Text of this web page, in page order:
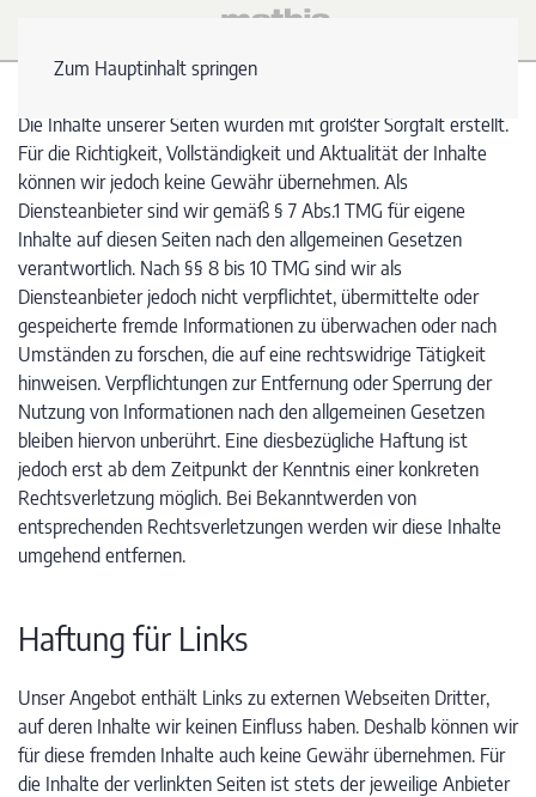
Zum Hauptinhalt springen
Die Inhalte unserer Seiten wurden mit größter Sorgfalt erstellt.
Für die Richtigkeit, Vollständigkeit und Aktualität der Inhalte
können wir jedoch keine Gewähr übernehmen. Als
Diensteanbieter sind wir gemäß § 7 Abs.1 TMG für eigene
Inhalte auf diesen Seiten nach den allgemeinen Gesetzen
verantwortlich. Nach §§ 8 bis 10 TMG sind wir als
Diensteanbieter jedoch nicht verpflichtet, übermittelte oder
gespeicherte fremde Informationen zu überwachen oder nach
Umständen zu forschen, die auf eine rechtswidrige Tätigkeit
hinweisen. Verpflichtungen zur Entfernung oder Sperrung der
Nutzung von Informationen nach den allgemeinen Gesetzen
bleiben hiervon unberührt. Eine diesbezügliche Haftung ist
jedoch erst ab dem Zeitpunkt der Kenntnis einer konkreten
Rechtsverletzung möglich. Bei Bekanntwerden von
entsprechenden Rechtsverletzungen werden wir diese Inhalte
umgehend entfernen.
Haftung für Links
Unser Angebot enthält Links zu externen Webseiten Dritter,
auf deren Inhalte wir keinen Einfluss haben. Deshalb können wir
für diese fremden Inhalte auch keine Gewähr übernehmen. Für
die Inhalte der verlinkten Seiten ist stets der jeweilige Anbieter